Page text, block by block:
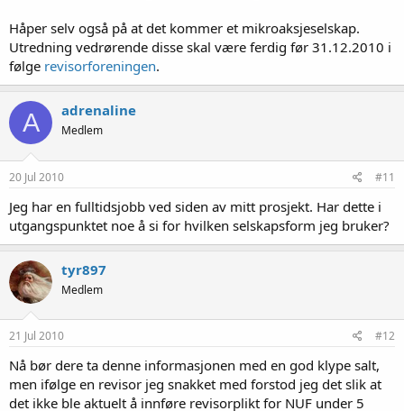
Håper selv også på at det kommer et mikroaksjeselskap.
Utredning vedrørende disse skal være ferdig før 31.12.2010 i
følge revisorforeningen.
A adrenaline
Medlem
20 Jul 2010 #11
Jeg har en fulltidsjobb ved siden av mitt prosjekt. Har dette i
utgangspunktet noe å si for hvilken selskapsform jeg bruker?
tyr897
Medlem
21 Jul 2010 #12
Nå bør dere ta denne informasjonen med en god klype salt,
men ifølge en revisor jeg snakket med forstod jeg det slik at
det ikke ble aktuelt å innføre revisorplikt for NUF under 5